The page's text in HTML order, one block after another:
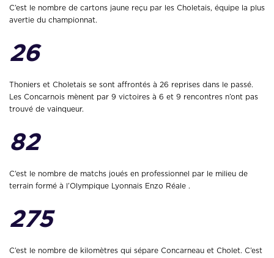
C’est le nombre de cartons jaune reçu par les Choletais, équipe la plus
avertie du championnat.
26
Thoniers et Choletais se sont affrontés à 26 reprises dans le passé.
Les Concarnois mènent par 9 victoires à 6 et 9 rencontres n’ont pas
trouvé de vainqueur.
82
C’est le nombre de matchs joués en professionnel par le milieu de
terrain formé à l’Olympique Lyonnais Enzo Réale .
275
C’est le nombre de kilomètres qui sépare Concarneau et Cholet. C’est